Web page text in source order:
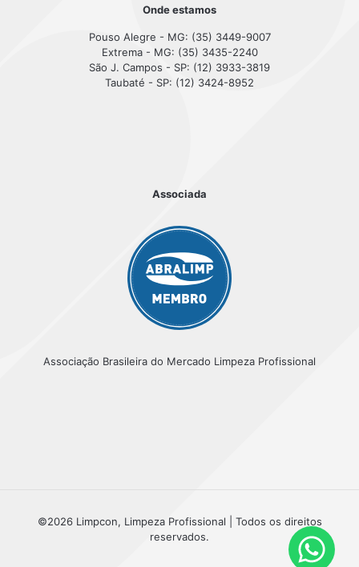
Onde estamos
Pouso Alegre - MG: (35) 3449-9007
Extrema - MG: (35) 3435-2240
São J. Campos - SP: (12) 3933-3819
Taubaté - SP: (12) 3424-8952
Associada
Associação Brasileira do Mercado Limpeza Profissional
©2026 Limpcon, Limpeza Profissional | Todos os direitos
reservados.